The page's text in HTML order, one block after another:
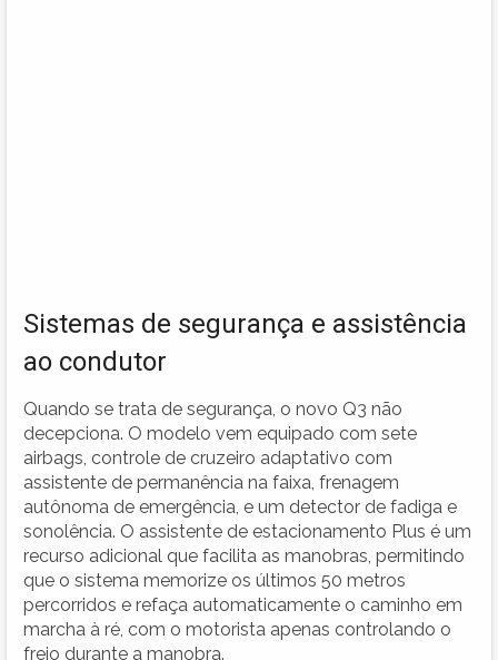
Sistemas de segurança e assistência
ao condutor
Quando se trata de segurança, o novo Q3 não
decepciona. O modelo vem equipado com sete
airbags, controle de cruzeiro adaptativo com
assistente de permanência na faixa, frenagem
autônoma de emergência, e um detector de fadiga e
sonolência. O assistente de estacionamento Plus é um
recurso adicional que facilita as manobras, permitindo
que o sistema memorize os últimos 50 metros
percorridos e refaça automaticamente o caminho em
marcha à ré, com o motorista apenas controlando o
freio durante a manobra.